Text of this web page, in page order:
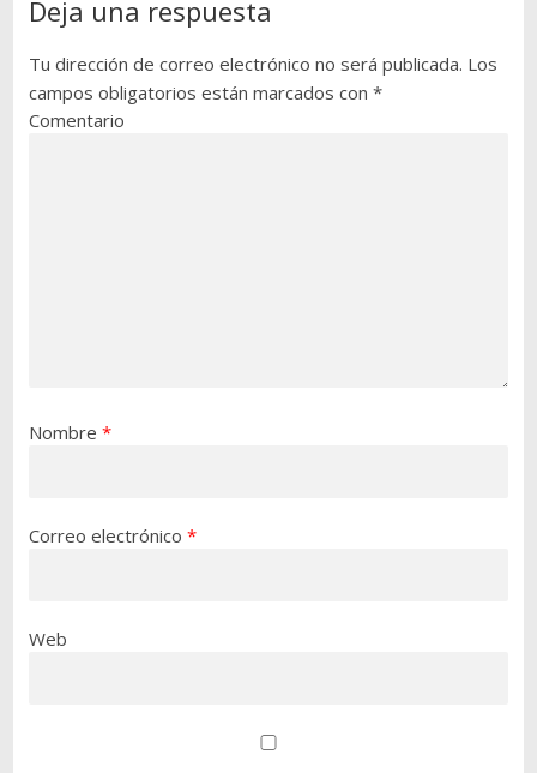
Deja una respuesta
Tu dirección de correo electrónico no será publicada. Los
campos obligatorios están marcados con *
Comentario
Nombre *
Correo electrónico *
Web